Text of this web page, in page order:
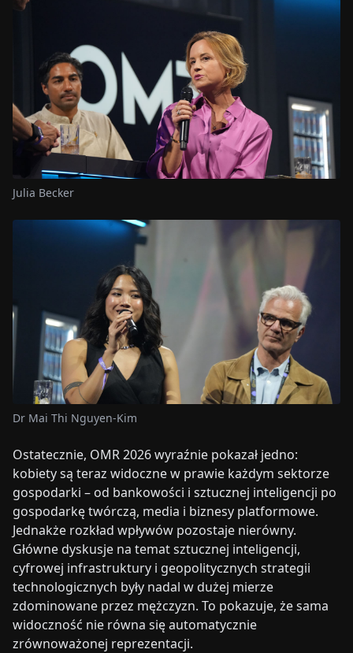
Julia Becker
Dr Mai Thi Nguyen-Kim
Ostatecznie, OMR 2026 wyraźnie pokazał jedno:
kobiety są teraz widoczne w prawie każdym sektorze
gospodarki – od bankowości i sztucznej inteligencji po
gospodarkę twórczą, media i biznesy platformowe.
Jednakże rozkład wpływów pozostaje nierówny.
Główne dyskusje na temat sztucznej inteligencji,
cyfrowej infrastruktury i geopolitycznych strategii
technologicznych były nadal w dużej mierze
zdominowane przez mężczyzn. To pokazuje, że sama
widoczność nie równa się automatycznie
zrównoważonej reprezentacji.